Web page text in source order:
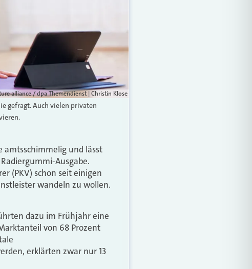
alliance / dpa Themendienst | Christin Klose
gefragt. Auch vielen privaten
amtsschimmelig und lässt
Ausgabe.
(PKV) schon seit einigen
wandeln zu wollen.
dazu im Frühjahr eine
von 68 Prozent
erklärten zwar nur 13